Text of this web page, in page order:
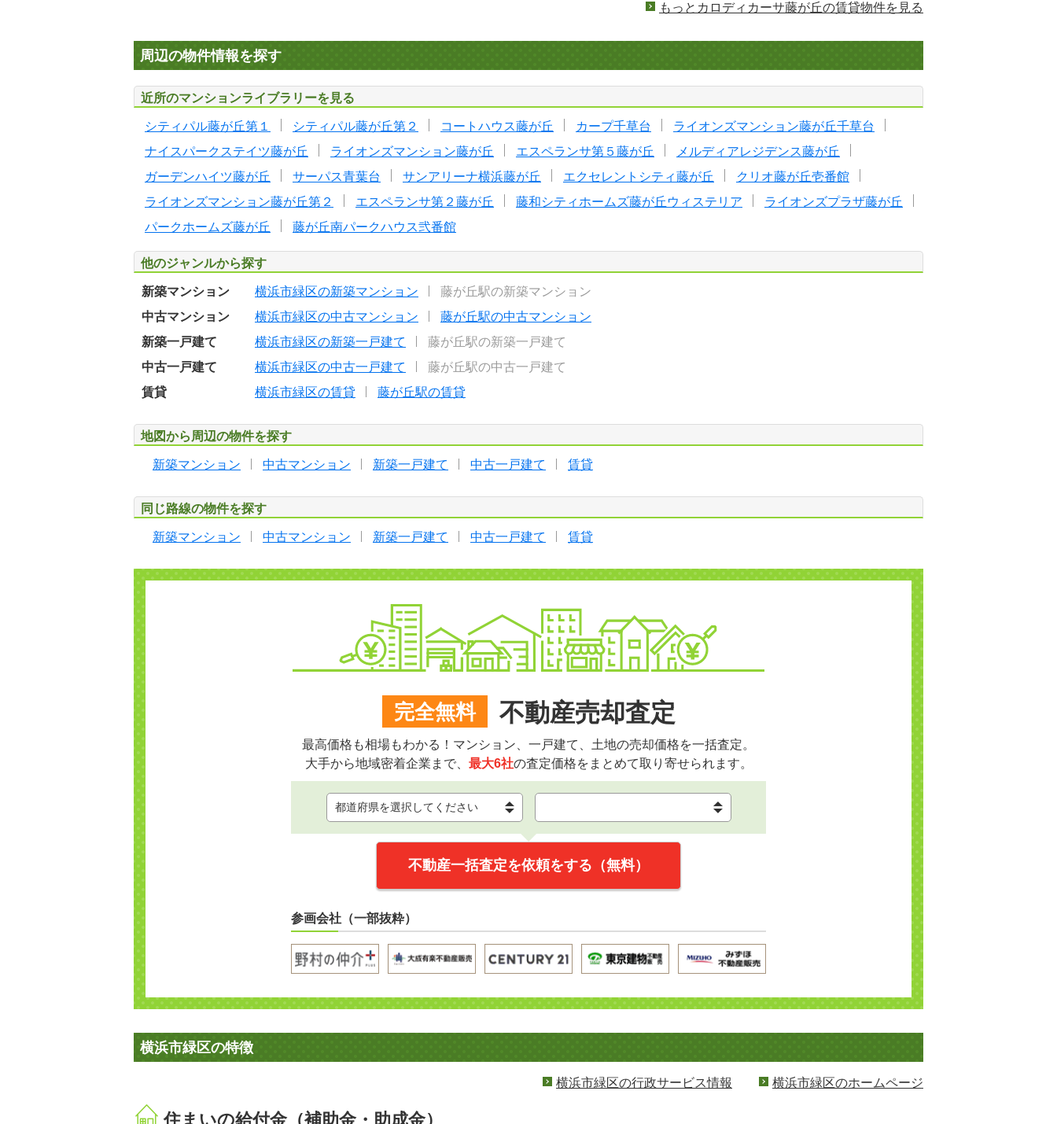
もっとカロディカーサ藤が丘の賃貸物件を見る
周辺の物件情報を探す
近所のマンションライブラリーを見る
シティパル藤が丘第１ シティパル藤が丘第２ コートハウス藤が丘 カープ千草台
ライオンズマンション藤が丘千草台
ナイスパークステイツ藤が丘
ライオンズマンション藤が丘 エスペランサ第５藤が丘
メルディアレジデンス藤が丘
ガーデンハイツ藤が丘
サーパス青葉台 サンアリーナ横浜藤が丘 エクセレントシティ藤が丘
クリオ藤が丘壱番館
ライオンズマンション藤が丘第２
エスペランサ第２藤が丘 藤和シティホームズ藤が丘ウィステリア
ライオンズプラザ藤が丘
パークホームズ藤が丘
藤が丘南パークハウス弐番館
他のジャンルから探す
新築マンション 横浜市緑区の新築マンション
藤が丘駅の新築マンション
中古マンション
横浜市緑区の中古マンション
藤が丘駅の中古マンション
新築一戸建て
横浜市緑区の新築一戸建て
藤が丘駅の新築一戸建て
中古一戸建て
横浜市緑区の中古一戸建て
藤が丘駅の中古一戸建て
賃貸
横浜市緑区の賃貸 藤が丘駅の賃貸
地図から周辺の物件を探す
新築マンション 中古マンション 新築一戸建て 中古一戸建て 賃貸
同じ路線の物件を探す
新築マンション 中古マンション 新築一戸建て 中古一戸建て 賃貸
完全無料 不動産売却査定
最高価格も相場もわかる！マンション、一戸建て、土地の売却価格を一括査定。
大手から地域密着企業まで、 最大6社の査定価格をまとめて取り寄せられます。
不動産一括査定を依頼をする（無料）
参画会社（一部抜粋）
横浜市緑区の特徴
横浜市緑区の行政サービス情報 横浜市緑区のホームページ
住まいの給付金（補助金・助成金）